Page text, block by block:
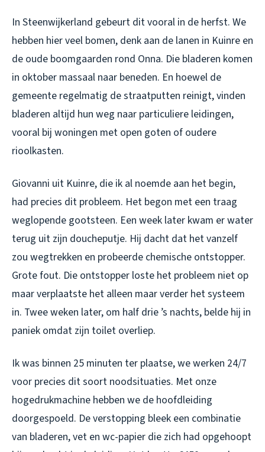
In Steenwijkerland gebeurt dit vooral in de herfst. We
hebben hier veel bomen, denk aan de lanen in Kuinre en
de oude boomgaarden rond Onna. Die bladeren komen
in oktober massaal naar beneden. En hoewel de
gemeente regelmatig de straatputten reinigt, vinden
bladeren altijd hun weg naar particuliere leidingen,
vooral bij woningen met open goten of oudere
rioolkasten.
Giovanni uit Kuinre, die ik al noemde aan het begin,
had precies dit probleem. Het begon met een traag
weglopende gootsteen. Een week later kwam er water
terug uit zijn doucheputje. Hij dacht dat het vanzelf
zou wegtrekken en probeerde chemische ontstopper.
Grote fout. Die ontstopper loste het probleem niet op
maar verplaatste het alleen maar verder het systeem
in. Twee weken later, om half drie ’s nachts, belde hij in
paniek omdat zijn toilet overliep.
Ik was binnen 25 minuten ter plaatse, we werken 24/7
voor precies dit soort noodsituaties. Met onze
hogedrukmachine hebben we de hoofdleiding
doorgespoeld. De verstopping bleek een combinatie
van bladeren, vet en wc-papier die zich had opgehoopt